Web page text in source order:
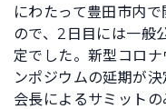
にわたって豊田市内
ので、2日目には一般
定でした。新型コロ
ンポジウムの延期が
会長によるサミット